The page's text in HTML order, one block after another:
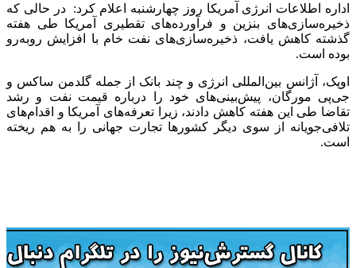
اداره اطلاعات انرژی آمریکا روز چهارشنبه اعلام کرد: در حالی که
ذخیره‌سازی‌های بنزین و فرآورده‌های تقطیری آمریکا طی هفته
گذشته کاهش یافت، ذخیره‌سازی‌های نفت خام با افزایش روبه‌رو
بوده است.
اوپک، آژانس بین‌المللی انرژی و چند بانک از جمله گلدمن ساکس و
جی‌پی مورگان، پیش‌بینی‌های خود را درباره قیمت نفت و رشد
تقاضا طی این هفته کاهش دادند، زیرا تعرفه‌های آمریکا و اقدام‌های
تلافی‌جویانه از سوی دیگر کشورها تجارت جهانی را به هم ریخته
است.